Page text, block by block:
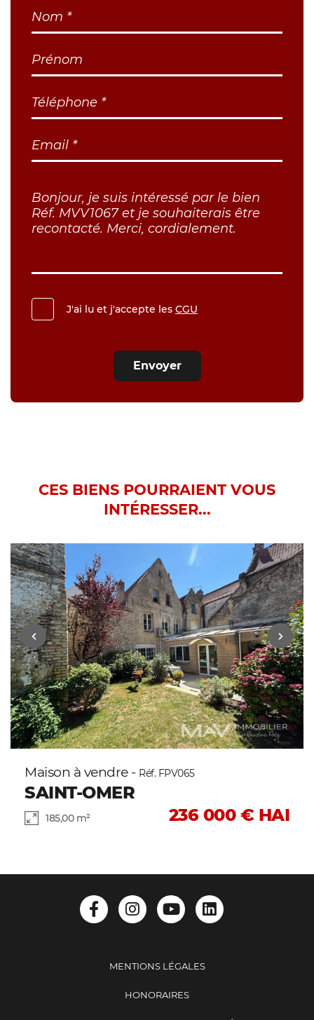
J'ai lu et j'accepte les CGU
Envoyer
CES BIENS POURRAIENT VOUS
INTÉRESSER...
Maison à vendre - Réf. FPV065
SAINT-OMER
185,00 m² 236 000 € HAI
MENTIONS LÉGALES
HONORAIRES